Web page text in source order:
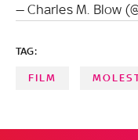
— Charles M. Blow
TAG:
FILM